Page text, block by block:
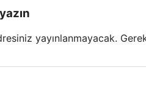
yayınlanmayacak.